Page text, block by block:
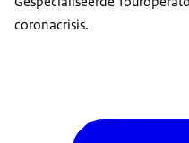
coronacrisis.